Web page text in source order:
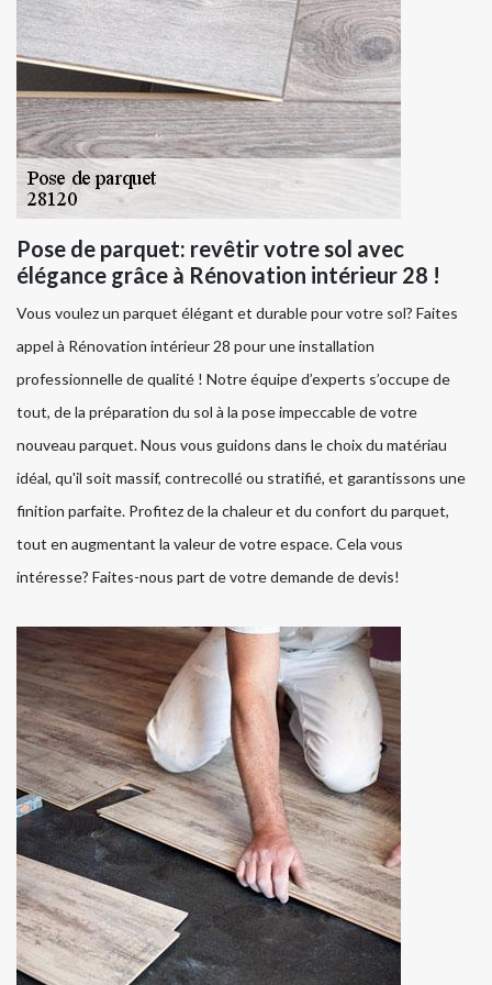
Pose de parquet: revêtir votre sol avec
élégance grâce à Rénovation intérieur 28 !
Vous voulez un parquet élégant et durable pour votre sol? Faites
appel à Rénovation intérieur 28 pour une installation
professionnelle de qualité ! Notre équipe d’experts s’occupe de
tout, de la préparation du sol à la pose impeccable de votre
nouveau parquet. Nous vous guidons dans le choix du matériau
idéal, qu'il soit massif, contrecollé ou stratifié, et garantissons une
finition parfaite. Profitez de la chaleur et du confort du parquet,
tout en augmentant la valeur de votre espace. Cela vous
intéresse? Faites-nous part de votre demande de devis!